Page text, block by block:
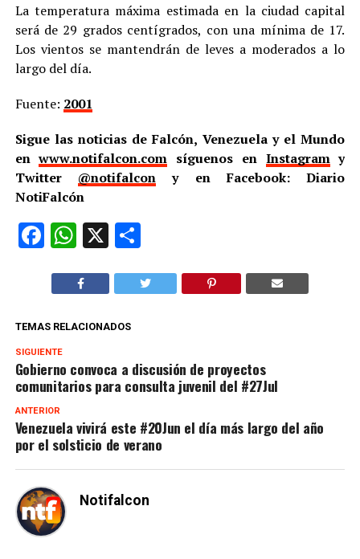
La temperatura máxima estimada en la ciudad capital
será de 29 grados centígrados, con una mínima de 17.
Los vientos se mantendrán de leves a moderados a lo
largo del día.
Fuente: 2001
Sigue las noticias de Falcón, Venezuela y el Mundo
enwww.notifalcon.com síguenos en Instagramy
Twitter @notifalcon y en Facebook: Diario
NotiFalcón
Facebook
WhatsApp
X Compartir
TEMAS RELACIONADOS
SIGUIENTE
Gobierno convoca a discusión de proyectos
comunitarios para consulta juvenil del #27Jul
ANTERIOR
Venezuela vivirá este #20Jun el día más largo del año
por el solsticio de verano
Notifalcon